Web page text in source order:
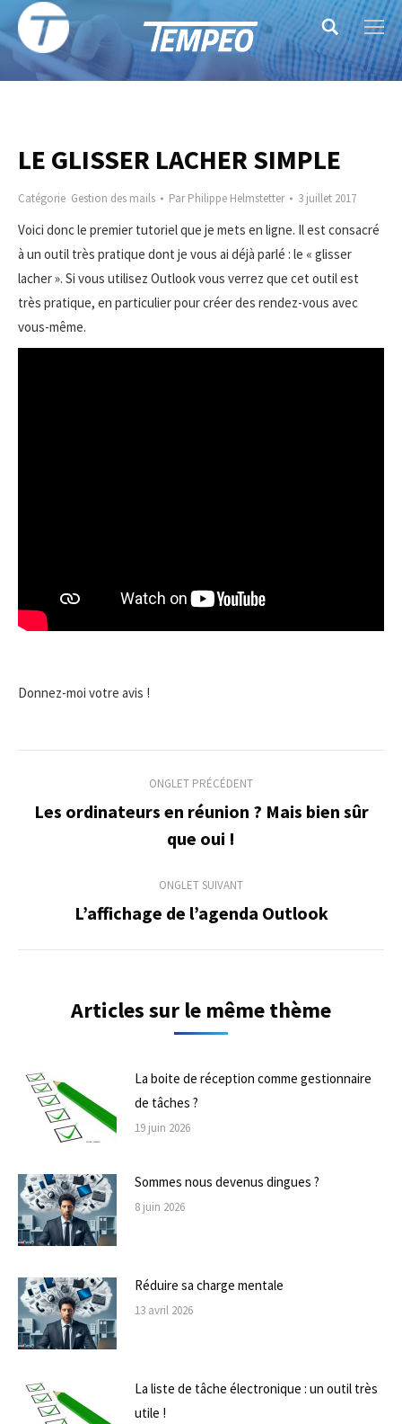
Search:
LE GLISSER LACHER SIMPLE
Catégorie Gestion des mails ParPhilippe Helmstetter 3 juillet 2017
Voici donc le premier tutoriel que je mets en ligne. Il est consacré
à un outil très pratique dont je vous ai déjà parlé : le « glisser
lacher ». Si vous utilisez Outlook vous verrez que cet outil est
très pratique, en particulier pour créer des rendez-vous avec
vous-même.
Donnez-moi votre avis !
de
commentaire
ONGLET PRÉCÉDENT
Onglet
précédent
Les ordinateurs en réunion ? Mais bien sûr
que oui !
ONGLET SUIVANT
Onglet
L’affichage de l’agenda Outlook
Articles sur le même thème
La boite de réception comme gestionnaire
de tâches ?
19 juin 2026
Sommes nous devenus dingues ?
8 juin 2026
Réduire sa charge mentale
13 avril 2026
La liste de tâche électronique : un outil très
utile !